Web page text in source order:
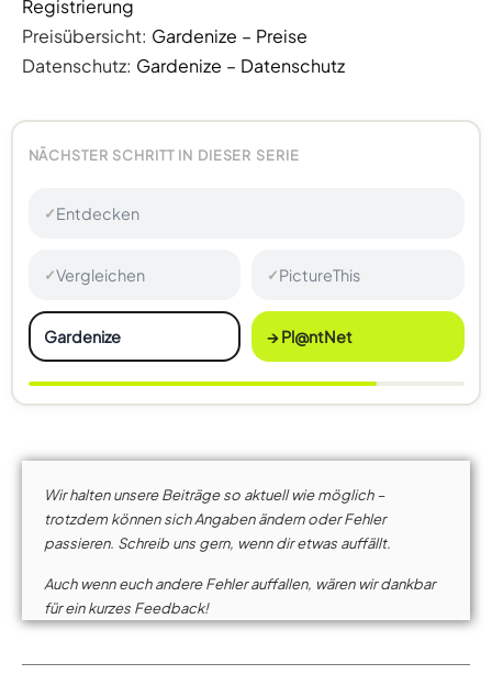
Registrierung
Preisübersicht: Gardenize – Preise
Datenschutz: Gardenize – Datenschutz
NÄCHSTER SCHRITT IN DIESER SERIE
✓Entdecken
✓Vergleichen ✓PictureThis
Gardenize → Pl@ntNet
Wir halten unsere Beiträge so aktuell wie möglich –
trotzdem können sich Angaben ändern oder Fehler
passieren. Schreib uns gern, wenn dir etwas auffällt.
Auch wenn euch andere Fehler auffallen, wären wir dankbar
für ein kurzes Feedback!